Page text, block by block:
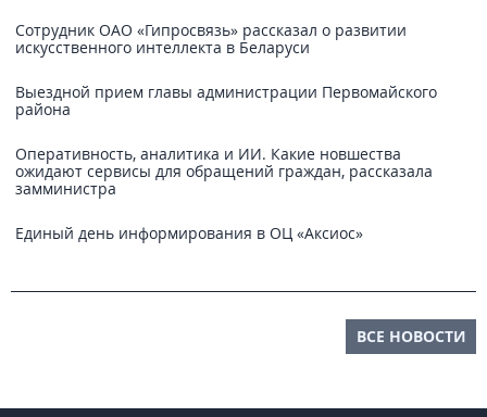
Сотрудник ОАО «Гипросвязь» рассказал о развитии
искусственного интеллекта в Беларуси
Выездной прием главы администрации Первомайского
района
Оперативность, аналитика и ИИ. Какие новшества
ожидают сервисы для обращений граждан, рассказала
замминистра
Единый день информирования в ОЦ «Аксиос»
ВСЕ НОВОСТИ